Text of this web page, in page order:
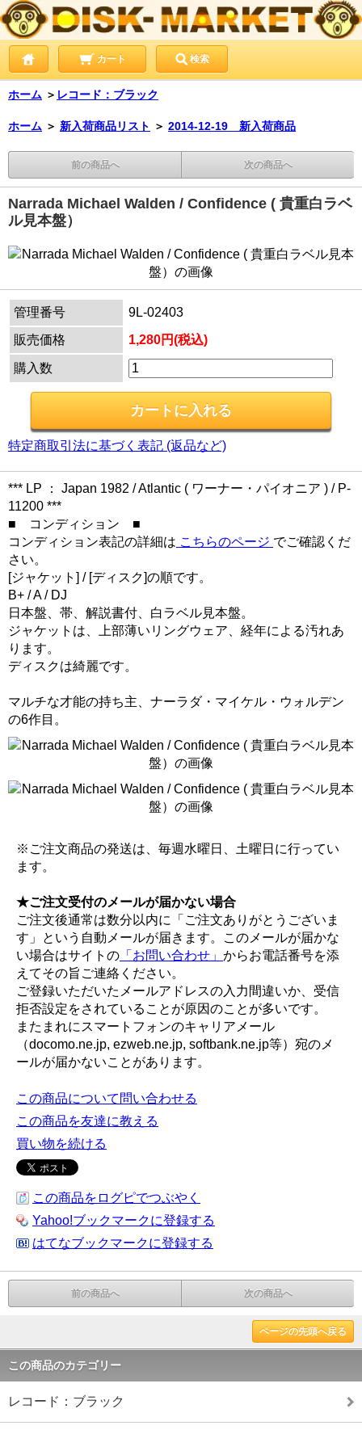
カート 検索
ホーム ＞ レコード：ブラック
ホーム ＞ 新入荷商品リスト ＞ 2014-12-19 新入荷商品
前の商品へ 次の商品へ
Narrada Michael Walden / Confidence ( 貴重白ラベ
ル見本盤）
管理番号
9L-02403
販売価格
1,280円(税込)
購入数
特定商取引法に基づく表記 (返品など)
*** LP ： Japan 1982 / Atlantic ( ワーナー・パイオニア ) / P-
11200 ***
■ コンディション ■
コンディション表記の詳細は こちらのページ でご確認くだ
さい。
[ジャケット] / [ディスク]の順です。
B+ / A / DJ
日本盤、帯、解説書付、白ラベル見本盤。
ジャケットは、上部薄いリングウェア、経年による汚れあ
ります。
ディスクは綺麗です。
マルチな才能の持ち主、ナーラダ・マイケル・ウォルデン
の6作目。
※ご注文商品の発送は、毎週水曜日、土曜日に行ってい
ます。
★ご注文受付のメールが届かない場合
ご注文後通常は数分以内に「ご注文ありがとうございま
す」という自動メールが届きます。このメールが届かな
い場合はサイトの 「お問い合わせ」 からお電話番号を添
えてその旨ご連絡ください。
ご登録いただいたメールアドレスの入力間違いか、受信
拒否設定をされていることが原因のことが多いです。
またまれにスマートフォンのキャリアメール
（docomo.ne.jp, ezweb.ne.jp, softbank.ne.jp等）宛のメ
ールが届かないことがあります。
この商品について問い合わせる
この商品を友達に教える
買い物を続ける
この商品をログピでつぶやく
Yahoo!ブックマークに登録する
はてなブックマークに登録する
前の商品へ 次の商品へ
ページの先頭へ戻る
この商品のカテゴリー
レコード：ブラック